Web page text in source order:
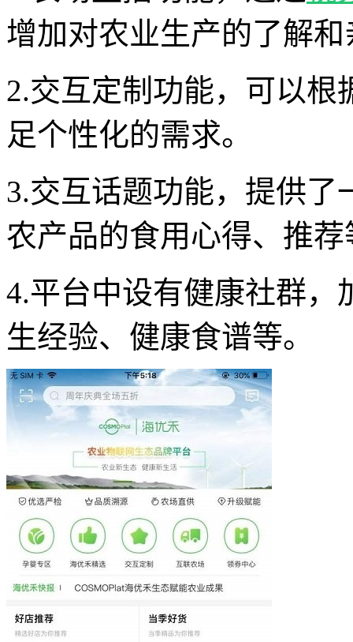
增加对农业生产的了解
2.交互定制功能，可以
足个性化的需求。
3.交互话题功能，提供
农产品的食用心得、推
4.平台中设有健康社群，
生经验、健康食谱等。